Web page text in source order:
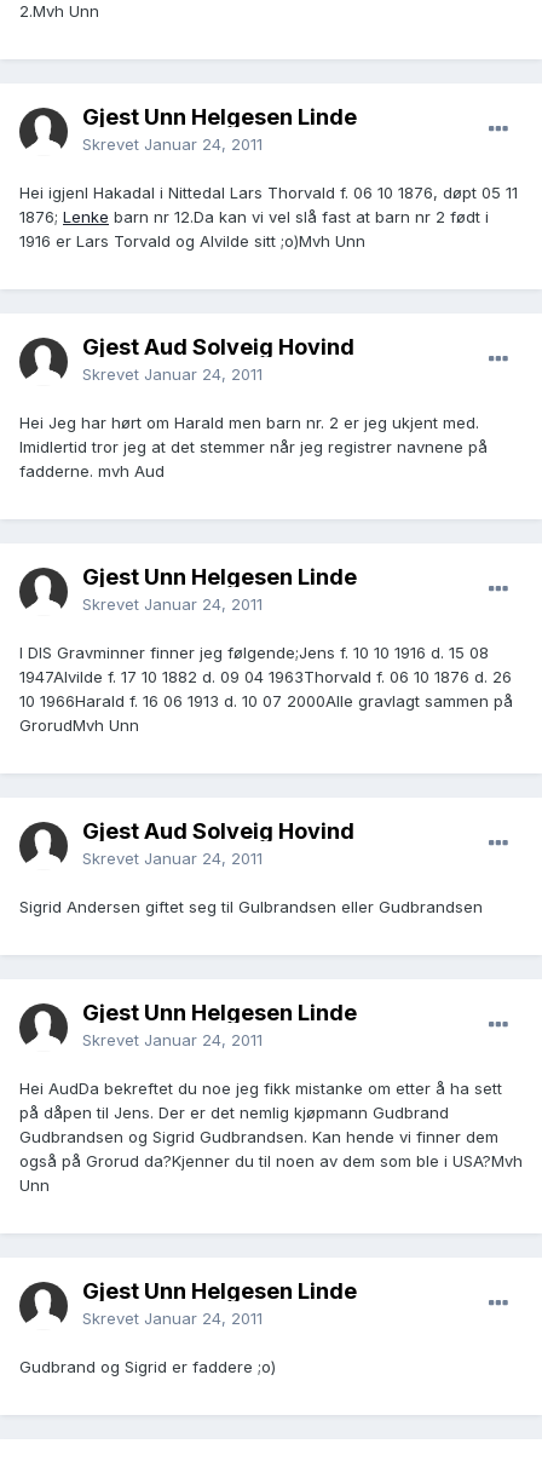
2.Mvh Unn
Gjest Unn Helgesen Linde
Skrevet Januar 24, 2011
Hei igjenI Hakadal i Nittedal Lars Thorvald f. 06 10 1876, døpt 05 11
1876; Lenke barn nr 12.Da kan vi vel slå fast at barn nr 2 født i
1916 er Lars Torvald og Alvilde sitt ;o)Mvh Unn
Gjest Aud Solveig Hovind
Skrevet Januar 24, 2011
Hei Jeg har hørt om Harald men barn nr. 2 er jeg ukjent med.
Imidlertid tror jeg at det stemmer når jeg registrer navnene på
fadderne. mvh Aud
Gjest Unn Helgesen Linde
Skrevet Januar 24, 2011
I DIS Gravminner finner jeg følgende;Jens f. 10 10 1916 d. 15 08
1947Alvilde f. 17 10 1882 d. 09 04 1963Thorvald f. 06 10 1876 d. 26
10 1966Harald f. 16 06 1913 d. 10 07 2000Alle gravlagt sammen på
GrorudMvh Unn
Gjest Aud Solveig Hovind
Skrevet Januar 24, 2011
Sigrid Andersen giftet seg til Gulbrandsen eller Gudbrandsen
Gjest Unn Helgesen Linde
Skrevet Januar 24, 2011
Hei AudDa bekreftet du noe jeg fikk mistanke om etter å ha sett
på dåpen til Jens. Der er det nemlig kjøpmann Gudbrand
Gudbrandsen og Sigrid Gudbrandsen. Kan hende vi finner dem
også på Grorud da?Kjenner du til noen av dem som ble i USA?Mvh
Unn
Gjest Unn Helgesen Linde
Skrevet Januar 24, 2011
Gudbrand og Sigrid er faddere ;o)